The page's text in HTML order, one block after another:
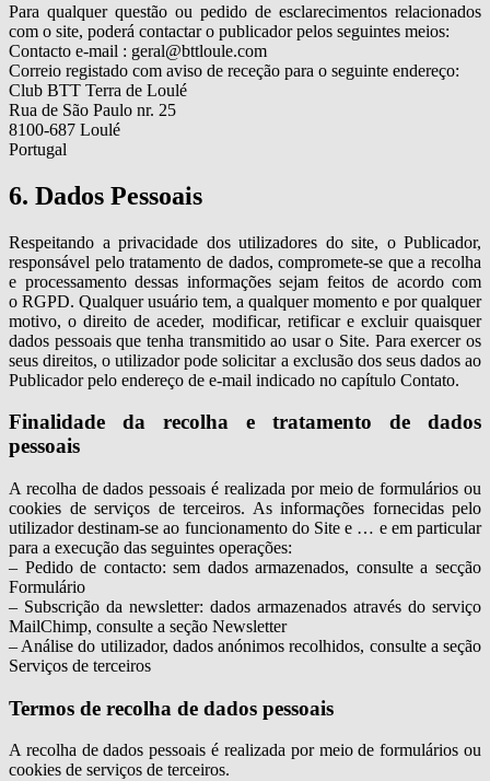
Para qualquer questão ou pedido de esclarecimentos relacionados
com o site, poderá contactar o publicador pelos seguintes meios:
Contacto e-mail : geral@bttloule.com
Correio registado com aviso de receção para o seguinte endereço:
Club BTT Terra de Loulé
Rua de São Paulo nr. 25
8100-687 Loulé
Portugal
6. Dados Pessoais
Respeitando a privacidade dos utilizadores do site, o Publicador,
responsável pelo tratamento de dados, compromete-se que a recolha
e processamento dessas informações sejam feitos de acordo com
o RGPD. Qualquer usuário tem, a qualquer momento e por qualquer
motivo, o direito de aceder, modificar, retificar e excluir quaisquer
dados pessoais que tenha transmitido ao usar o Site. Para exercer os
seus direitos, o utilizador pode solicitar a exclusão dos seus dados ao
Publicador pelo endereço de e-mail indicado no capítulo Contato.
Finalidade da recolha e tratamento de dados
pessoais
A recolha de dados pessoais é realizada por meio de formulários ou
cookies de serviços de terceiros. As informações fornecidas pelo
utilizador destinam-se ao funcionamento do Site e … e em particular
para a execução das seguintes operações:
– Pedido de contacto: sem dados armazenados, consulte a secção
Formulário
– Subscrição da newsletter: dados armazenados através do serviço
MailChimp, consulte a seção Newsletter
– Análise do utilizador, dados anónimos recolhidos, consulte a seção
Serviços de terceiros
Termos de recolha de dados pessoais
A recolha de dados pessoais é realizada por meio de formulários ou
cookies de serviços de terceiros.